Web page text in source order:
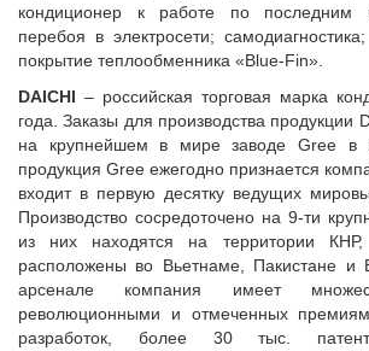
кондиционер к работе по последним
перебоя в электросети;
покрытие теплообменника «Blue-Fin».
DAICHI – российская торговая марка
года. Заказы для производства продукции
на крупнейшем в мире заводе Gree в
продукция Gree ежегодно признается
входит в первую десятку ведущих
Производство сосредоточено на 9-ти
из них находятся на территории КНР,
расположены во Вьетнаме, Пакистане и
арсенале компания имеет
революционными и отмеченных
разработок, более 30 тыс.